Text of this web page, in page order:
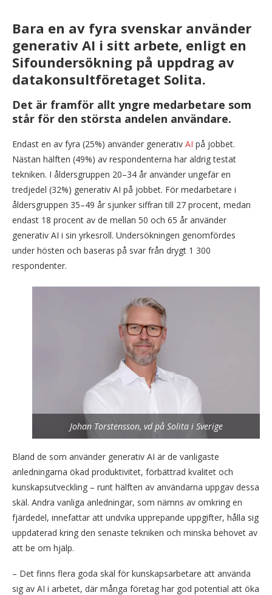
Bara en av fyra svenskar använder
generativ AI i sitt arbete, enligt en
Sifoundersökning på uppdrag av
datakonsultföretaget Solita.
Det är framför allt yngre medarbetare som
står för den största andelen användare.
Endast en av fyra (25%) använder generativ AI på jobbet.
Nästan hälften (49%) av respondenterna har aldrig testat
tekniken. I åldersgruppen 20–34 år använder ungefär en
tredjedel (32%) generativ AI på jobbet. För medarbetare i
åldersgruppen 35–49 år sjunker siffran till 27 procent, medan
endast 18 procent av de mellan 50 och 65 år använder
generativ AI i sin yrkesroll. Undersökningen genomfördes
under hösten och baseras på svar från drygt 1 300
respondenter.
Johan Torstensson, vd på Solita i Sverige
Bland de som använder generativ AI är de vanligaste
anledningarna ökad produktivitet, förbättrad kvalitet och
kunskapsutveckling – runt hälften av användarna uppgav dessa
skäl. Andra vanliga anledningar, som nämns av omkring en
fjärdedel, innefattar att undvika upprepande uppgifter, hålla sig
uppdaterad kring den senaste tekniken och minska behovet av
att be om hjälp.
– Det finns flera goda skäl för kunskapsarbetare att använda
sig av AI i arbetet, där många företag har god potential att öka